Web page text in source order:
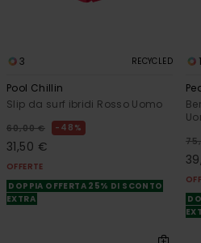
3 RECYCLED
Pool Chillin
Slip da surf ibridi Rosso Uomo
60,00 € 48%
31,50 €
OFFERTE
DOPPIA OFFERTA 25% DI SCONTO
EXTRA
1